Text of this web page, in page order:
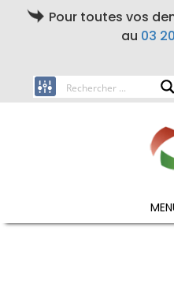
Pour toutes vos
au 03